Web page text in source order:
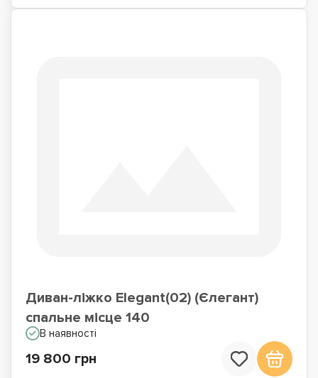
Диван-ліжко Elegant(02) (Єлегант)
спальне місце 140
В наявності
19 800 грн